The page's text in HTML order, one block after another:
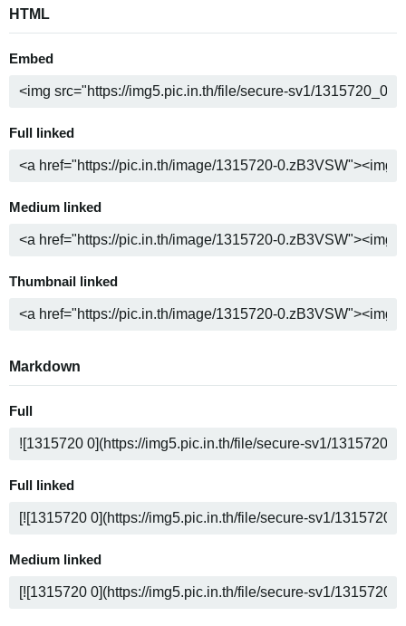
HTML
Embed
Full linked
Medium linked
Thumbnail linked
Markdown
Full
Full linked
Medium linked